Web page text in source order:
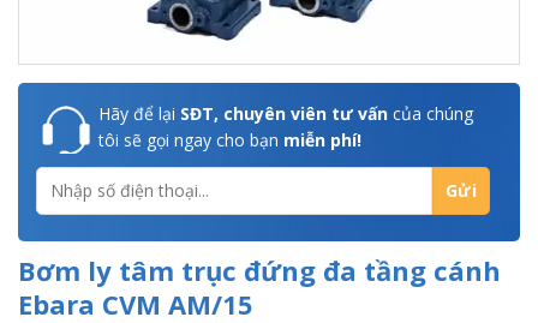
Hãy để lại SĐT, chuyên viên tư vấn của chúng
tôi sẽ gọi ngay cho bạn miễn phí!
Bơm ly tâm trục đứng đa tầng cánh
Ebara CVM AM/15